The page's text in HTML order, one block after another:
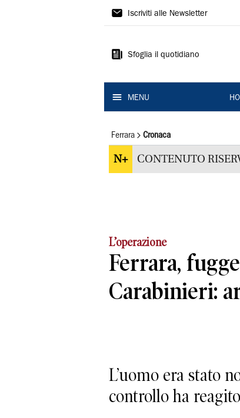
La
Ferrara
Iscriviti alle Newsletter
Sfoglia il quotidiano
MENU
Ferrara Cronaca
N+ CONTENUTO
L’operazione
Ferrara,
Carabinieri:
L’uomo era stato
controllo ha